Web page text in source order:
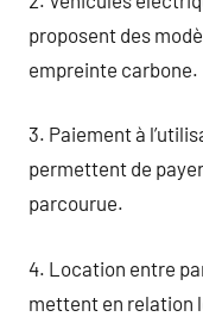
proposent des
empreinte carbone.
3. Paiement à
permettent de
parcourue.
4. Location entre
mettent en relation